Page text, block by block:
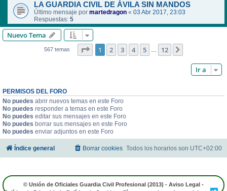
LA GUARDIA CIVIL DE ÁVILA SIN MANDOS
Último mensaje por martedragon « 03 Abr 2017, 23:03
Respuestas: 5
Nuevo Tema
567 temas Página de 12
1 2 3 4 5 … 12
Ir a
PERMISOS DEL FORO
No puedes abrir nuevos temas en este Foro
No puedes responder a temas en este Foro
No puedes editar sus mensajes en este Foro
No puedes borrar sus mensajes en este Foro
No puedes enviar adjuntos en este Foro
Índice general Todos los horarios son UTC+02:00
Borrar cookies
© Unión de Oficiales Guardia Civil Profesional (2013) - Aviso Legal -